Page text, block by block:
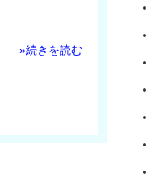
»続きを読む